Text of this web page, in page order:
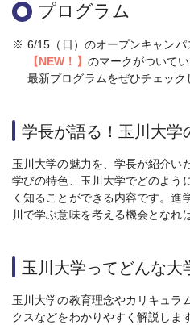
プログラム
※ 6/15（日）のオープンキャン
【NEW！】 のマークがついてい
最新プログラムをぜひチェック
学長が語る！玉川大学
玉川大学の魅力を、学長が紹介い
学びの特色、玉川大学でどのよう
く知ることができる内容です。進
川で学ぶ意味を考える機会となれ
玉川大学ってどんな大
玉川大学の教育理念やカリキュラ
クスなどをわかりやすく解説します